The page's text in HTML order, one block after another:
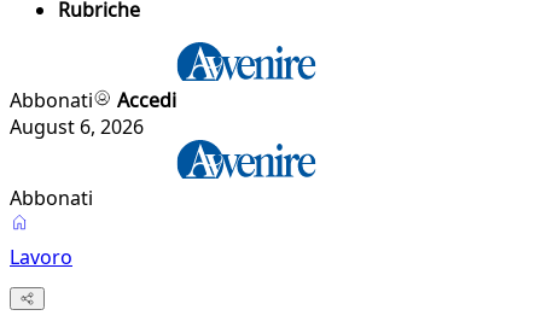
Rubriche
Abbonati
Accedi
August 6, 2026
Abbonati
Lavoro